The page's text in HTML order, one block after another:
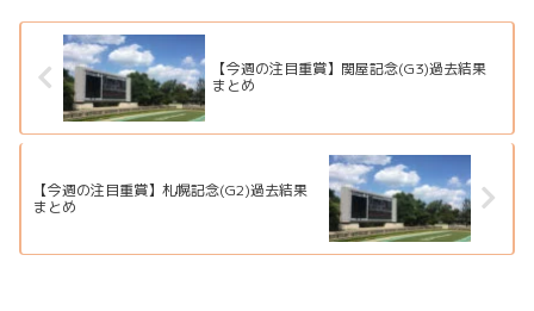
す。
【今週の注目重賞】関屋記念(G3)過去結果
まとめ
【今週の注目重賞】札幌記念(G2)過去結果
まとめ